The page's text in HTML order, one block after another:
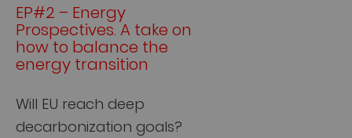
EP#2 – Energy
Prospectives. A take on
how to balance the
energy transition
Will EU reach deep
decarbonization goals?